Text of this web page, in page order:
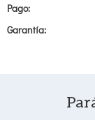
Pago:
Garantía: